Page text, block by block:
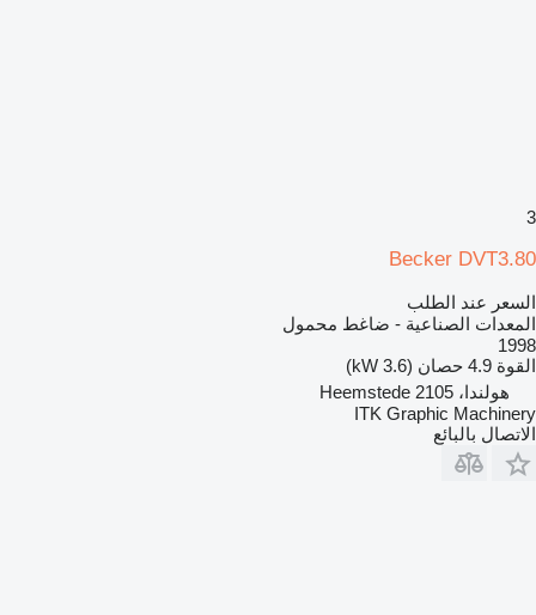
3
Becker DVT3.80
السعر عند الطلب
المعدات الصناعية - ضاغط محمول
1998
القوة 4.9 حصان (3.6 kW)
هولندا، 2105 Heemstede
ITK Graphic Machinery
الاتصال بالبائع